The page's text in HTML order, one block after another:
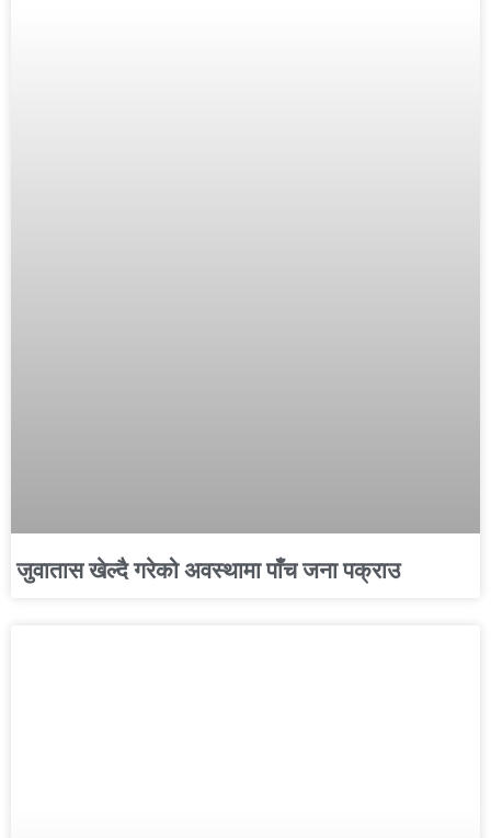
जुवातास खेल्दै गरेको अवस्थामा पाँच जना पक्राउ